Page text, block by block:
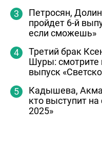
Петросян,
пройдет 6-й
если сможешь»
Третий брак
Шуры: смотрите
выпуск
Кадышева,
кто выступит
2025»